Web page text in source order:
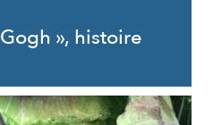
», histoire